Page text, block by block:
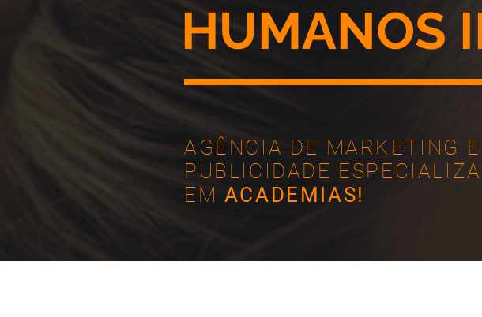
HUMANOS
AGÊNCIA DE MARKETING E
PUBLICIDADE
EM ACADEMIAS!